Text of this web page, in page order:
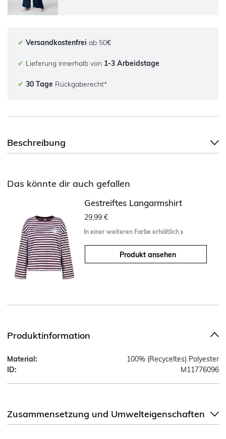
✔ Versandkostenfrei ab 50€
✔ Lieferung innerhalb von 1-3 Arbeidstage
✔ 30 Tage Rückgaberecht*
Beschreibung
Das könnte dir auch gefallen
Gestreiftes Langarmshirt
29,99 €
In einer weiteren Farbe erhältlich
Produkt ansehen
Produktinformation
Material:
100% (Recyceltes) Polyester
ID:
M11776096
Zusammensetzung und Umwelteigenschaften